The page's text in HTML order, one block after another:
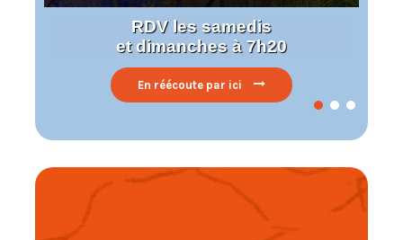
En réécoute par ici
RDV les samedis
et dimanches à 7h20